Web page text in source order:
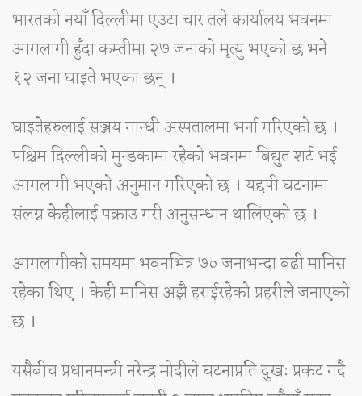
भारतको नयाँ दिल्लीमा एउटा चार तले कार्यालय भवनमा
आगलागी हुँदा कम्तीमा २७ जनाको मृत्यु भएको छ भने
१२ जना घाइते भएका छन् ।
घाइतेहरुलाई सञ्जय गान्धी अस्पतालमा भर्ना गरिएको छ ।
पश्चिम दिल्लीको मुन्डकामा रहेको भवनमा बिद्युत शर्ट भई
आगलागी भएको अनुमान गरिएको छ । यद्दपी घटनामा
संलग्न केहीलाई पक्राउ गरी अनुसन्धान थालिएको छ ।
आगलागीको समयमा भवनभित्र ७० जनाभन्दा बढी मानिस
रहेका थिए । केही मानिस अझै हराईरहेको प्रहरीले जनाएको
छ ।
यसैबीच प्रधानमन्त्री नरेन्द्र मोदीले घटनाप्रति दुखः प्रकट गदै